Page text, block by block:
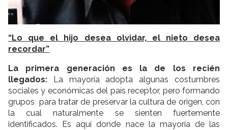
“Lo que el hijo desea olvidar, el nieto desea
recordar”
La primera generación es la de los recién
llegados:
La mayoría adopta algunas costumbres
sociales y económicas del país receptor, pero formando
grupos para tratar de preservar la cultura de origen, con
la cual naturalmente se sienten fuertemente
identificados. Es aquí donde nace la mayoría de las